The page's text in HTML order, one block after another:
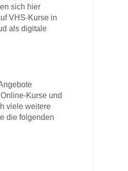
sich hier
VHS-Kurse in
als digitale
Kurse und
viele weitere
die folgenden